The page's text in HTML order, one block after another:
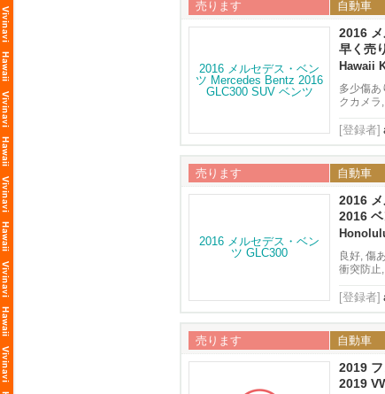
売ります 自動車
2016
2016
早く売
Hawaii
多少傷あ
クカメラ
[登録者]
売ります 自動車
2016
2016
良好, 傷
衝突防止
[登録者]
売ります 自動車
2019
2019